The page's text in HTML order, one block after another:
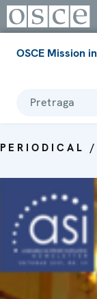
OSCE Mission
Pretraga
PERIODICAL